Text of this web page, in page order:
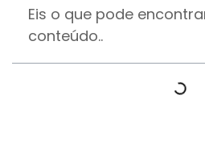
Eis o que pode
conteúdo..